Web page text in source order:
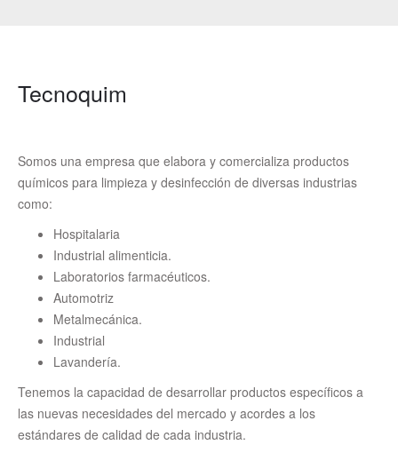
Tecnoquim
Somos una empresa que elabora y comercializa productos
químicos para limpieza y desinfección de diversas industrias
como:
Hospitalaria
Industrial alimenticia.
Laboratorios farmacéuticos.
Automotriz
Metalmecánica.
Industrial
Lavandería.
Tenemos la capacidad de desarrollar productos específicos a
las nuevas necesidades del mercado y acordes a los
estándares de calidad de cada industria.